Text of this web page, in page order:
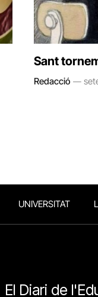
Sant
Redacció
UNIVERSITAT